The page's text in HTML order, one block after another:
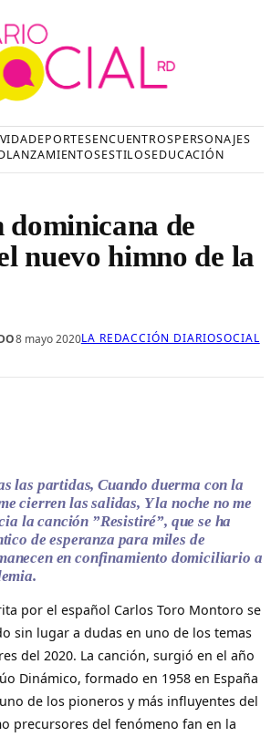
VIDADEPORTESENCUENTROSPERSONAJES
LANZAMIENTOSESTILOSEDUCACIÓN
de
nuevo himno de la
8 mayo 2020LA REDACCIÓN DIARIOSOCIAL
las partidas, Cuando duerma con la
cierren las salidas, Y la noche no me
la canción ”Resistiré”, que se ha
de esperanza para miles de
en confinamiento domiciliario a
por el español Carlos Toro Montoro se
sin lugar a dudas en uno de los temas
del 2020. La canción, surgió en el año
Dinámico, formado en 1958 en España
de los pioneros y más influyentes del
precursores del fenómeno fan en la